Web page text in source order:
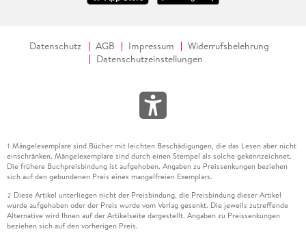
Datenschutz AGB Impressum
Widerrufsbelehrung
Datenschutzeinstellungen
1 Mängelexemplare sind Bücher mit leichten Beschädigungen, die das Lesen aber nicht
einschränken. Mängelexemplare sind durch einen Stempel als solche gekennzeichnet.
Die frühere Buchpreisbindung ist aufgehoben. Angaben zu Preissenkungen beziehen
sich auf den gebundenen Preis eines mangelfreien Exemplars.
2 Diese Artikel unterliegen nicht der Preisbindung, die Preisbindung dieser Artikel
wurde aufgehoben oder der Preis wurde vom Verlag gesenkt. Die jeweils zutreffende
Alternative wird Ihnen auf der Artikelseite dargestellt. Angaben zu Preissenkungen
beziehen sich auf den vorherigen Preis.